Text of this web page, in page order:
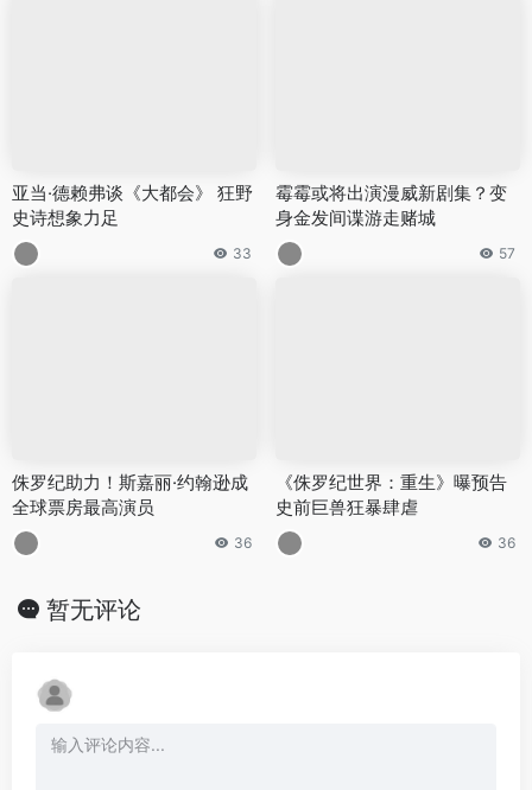
亚当·德赖弗谈《大都会》 狂野
史诗想象力足
33
霉霉或将出演漫威新剧集？变
身金发间谍游走赌城
57
侏罗纪助力！斯嘉丽·约翰逊成
全球票房最高演员
36
《侏罗纪世界：重生》曝预告
史前巨兽狂暴肆虐
36
暂无评论